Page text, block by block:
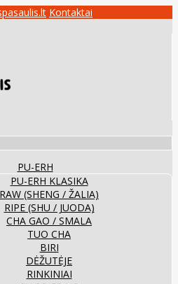
Kontaktai
PU-ERH
PU-ERH KLASIKA
RAW (SHENG / ŽALIA)
RIPE (SHU / JUODA)
CHA GAO / SMALA
TUO CHA
BIRI
DĖŽUTĖJE
RINKINIAI